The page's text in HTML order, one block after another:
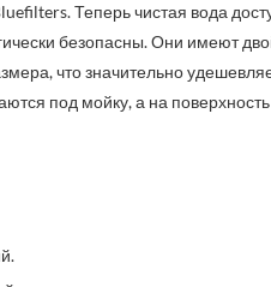
Теперь чистая вода
безопасны. Они имеют
что значительно
под мойку, а на